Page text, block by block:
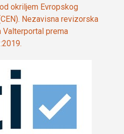
okriljem Evropskog
Nezavisna revizorska
prema